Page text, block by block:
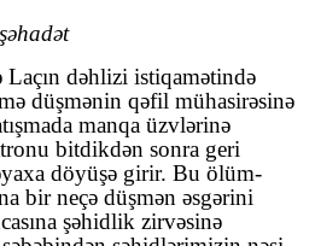
dəhlizi istiqamətində
düşmənin qəfil mühasirəsinə
manqa üzvlərinə
bitdikdən sonra geri
döyüşə girir. Bu ölüm-
bir neçə düşmən əsgərini
şəhidlik zirvəsinə